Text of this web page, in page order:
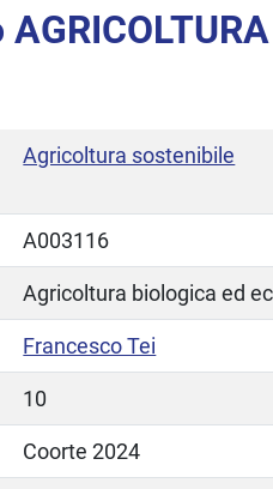
Agricoltura sostenibile
A003116
Agricoltura biologica ed
Francesco Tei
10
Coorte 2024